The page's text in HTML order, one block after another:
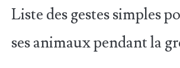
Liste des gestes simples
ses animaux pendant la